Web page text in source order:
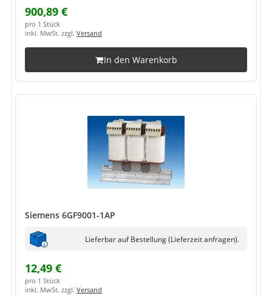
900,89 €
pro 1 Stück
inkl. MwSt. zzgl. Versand
In den Warenkorb
Siemens 6GF9001-1AP
Lieferbar auf Bestellung (Lieferzeit anfragen).
12,49 €
pro 1 Stück
inkl. MwSt. zzgl. Versand